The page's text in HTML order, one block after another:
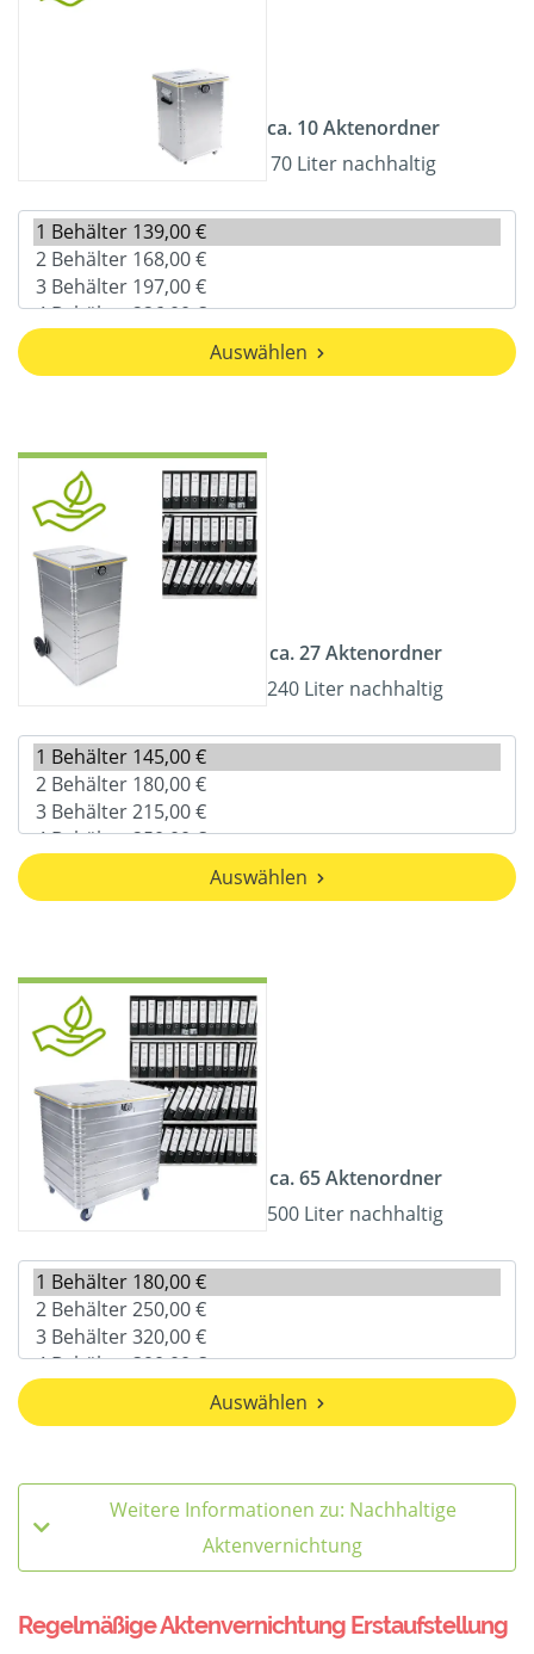
ca. 10 Aktenordner
70 Liter nachhaltig
Auswählen
ca. 27 Aktenordner
240 Liter nachhaltig
Auswählen
ca. 65 Aktenordner
500 Liter nachhaltig
Auswählen
Weitere Informationen zu: Nachhaltige
Aktenvernichtung
Regelmäßige Aktenvernichtung Erstaufstellung